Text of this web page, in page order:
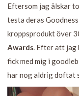
Eftersom jag älskar
testa deras
kroppsprodukt över
Awards. Efter att jag
fick med mig i
har nog aldrig doftat